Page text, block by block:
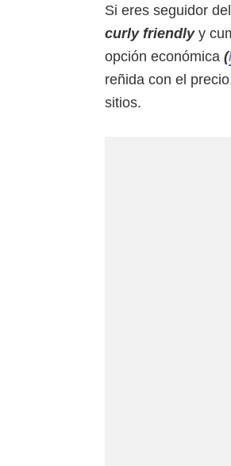
Si eres seguidor del
curly friendlyy
opción económica (
reñida con el
sitios.